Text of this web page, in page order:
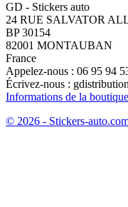
GD - Stickers auto
24 RUE SALVATOR
BP 30154
82001 MONTAUBAN
France
Appelez-nous : 06 95 94
Écrivez-nous :
Informations de la boutique
© 2026 - Stickers-